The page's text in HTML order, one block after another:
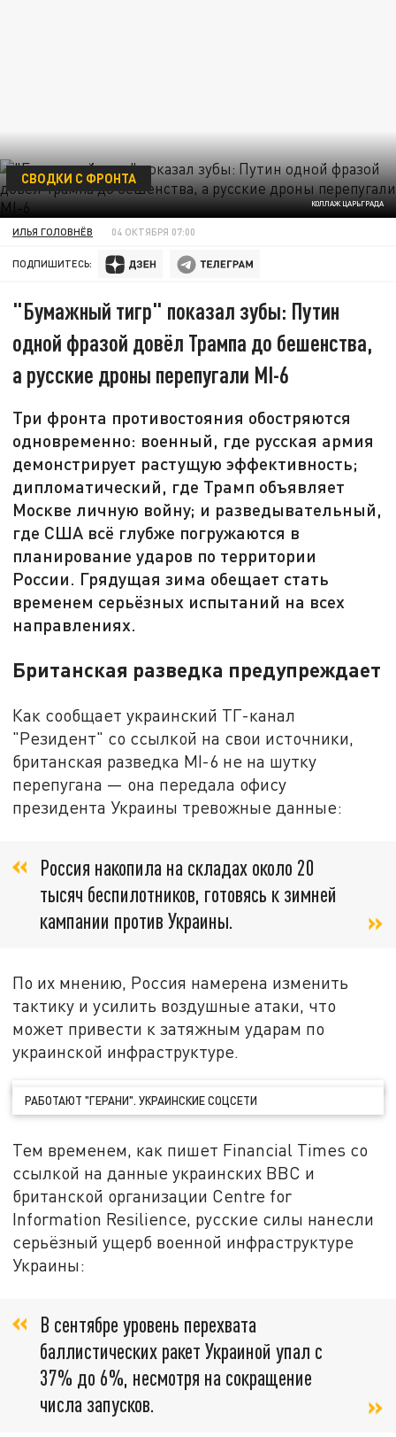
КОЛЛАЖ ЦАРЬГРАДА
СВОДКИ С ФРОНТА
ИЛЬЯ ГОЛОВНЁВ 04 ОКТЯБРЯ 07:00
ПОДПИШИТЕСЬ:
"Бумажный тигр" показал зубы: Путин
одной фразой довёл Трампа до бешенства,
а русские дроны перепугали MI-6
Три фронта противостояния обостряются
одновременно: военный, где русская армия
демонстрирует растущую эффективность;
дипломатический, где Трамп объявляет
Москве личную войну; и разведывательный,
где США всё глубже погружаются в
планирование ударов по территории
России. Грядущая зима обещает стать
временем серьёзных испытаний на всех
направлениях.
Британская разведка предупреждает
Как сообщает украинский ТГ-канал
"Резидент" со ссылкой на свои источники,
британская разведка MI-6 не на шутку
перепугана — она передала офису
президента Украины тревожные данные:
Россия накопила на складах около 20
тысяч беспилотников, готовясь к зимней
кампании против Украины.
По их мнению, Россия намерена изменить
тактику и усилить воздушные атаки, что
может привести к затяжным ударам по
украинской инфраструктуре.
РАБОТАЮТ "ГЕРАНИ". УКРАИНСКИЕ СОЦСЕТИ
Тем временем, как пишет Financial Times со
ссылкой на данные украинских ВВС и
британской организации Centre for
Information Resilience, русские силы нанесли
серьёзный ущерб военной инфраструктуре
Украины:
В сентябре уровень перехвата
баллистических ракет Украиной упал с
37% до 6%, несмотря на сокращение
числа запусков.